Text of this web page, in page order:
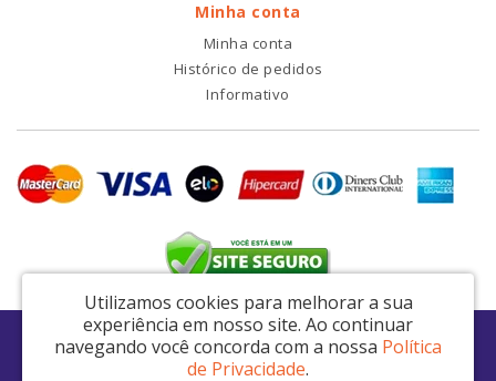
Minha conta
Minha conta
Histórico de pedidos
Informativo
RDI2 Peças Automotivas Ltda - CNPJ: 14.423.428/0001-51
Av. Nordestina, 663 - São Miguel Paulista - São Paulo / SP - CEP: 08021-000
Utilizamos cookies para melhorar a sua
experiência em nosso site. Ao continuar
navegando você concorda com a nossa Política
de Privacidade.